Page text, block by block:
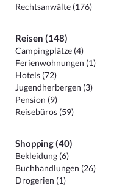
Rechtsanwälte (176)
Reisen (148)
Campingplätze (4)
Ferienwohnungen (1)
Hotels (72)
Jugendherbergen (3)
Pension (9)
Reisebüros (59)
Shopping (40)
Bekleidung (6)
Buchhandlungen (26)
Drogerien (1)